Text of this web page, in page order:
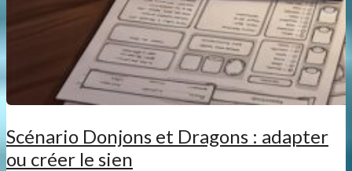
Scénario Donjons et Dragons : adapter
ou créer le sien